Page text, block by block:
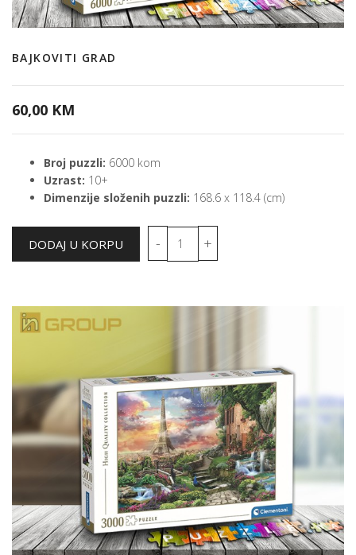
BAJKOVITI GRAD
60,00 KM
Broj puzzli: 6000 kom
Uzrast: 10+
Dimenzije složenih puzzli: 168.6 x 118.4 (cm)